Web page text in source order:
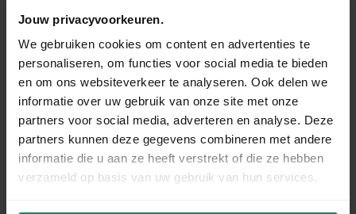
Jouw privacyvoorkeuren.
We gebruiken cookies om content en advertenties te
personaliseren, om functies voor social media te bieden
en om ons websiteverkeer te analyseren. Ook delen we
informatie over uw gebruik van onze site met onze
partners voor social media, adverteren en analyse. Deze
partners kunnen deze gegevens combineren met andere
informatie die u aan ze heeft verstrekt of die ze hebben
verzameld op basis van uw gebruik van hun services.